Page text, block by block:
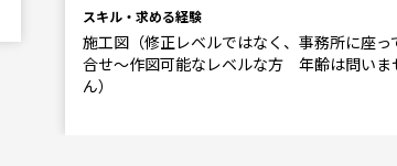
スキル・求める経験
施工図（修正レベルではなく、事務所に座っ
合せ～作図可能なレベルな方 年齢は問いま
ん）